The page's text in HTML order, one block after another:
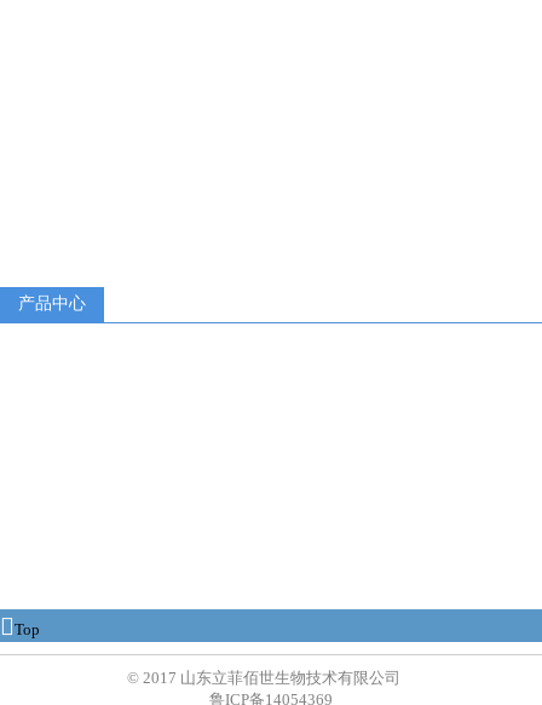
产品中心
Top
© 2017 山东立菲佰世生物技术有限公司
鲁ICP备14054369